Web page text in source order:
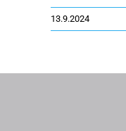
13.9.2024